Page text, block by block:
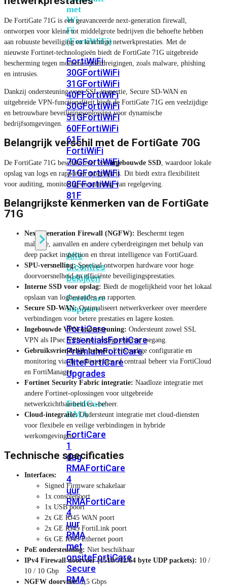
met
Wi-
Fi
(FortiWiFi)
FortiWiFi
30GFortiWiFi
31GFortiWiFi
40FFortiWiFi
50GFortiWiFi
51GFortiWiFi
60FFortiWiFi
61F
FortiWiFi
70GFortiWiFi
71GFortiWiFi
80FFortiWiFi
81F
Alle
Licenties
bekijken
FortiCare
Support
FortiCare
EssentialsFortiCare
PremiumFortiCare
EliteFortiCare
Upgrades
FortiCare
RMA
FortiCare
1
dag
RMAFortiCare
4
uur
RMAFortiCare
4
uur
RMA
met
onsiteFortiCare
Secure
RMA
De FortiGate 71G is een geavanceerde next-generation firewall,
ontworpen voor kleine tot middelgrote bedrijven die behoefte hebben
aan robuuste beveiliging en krachtige netwerkprestaties. Met de
nieuwste Fortinet-technologieën biedt de FortiGate 71G uitgebreide
bescherming tegen moderne cyberdreigingen, zoals malware, phishing
en intrusies.
Dankzij ondersteuning voor SSL-inspectie, Secure SD-WAN en
uitgebreide VPN-functionaliteit biedt de FortiGate 71G een veelzijdige
en betrouwbare beveiligingsoplossing voor dynamische
bedrijfsomgevingen.
Belangrijk verschil met de FortiGate 70G
De FortiGate 71G beschikt over eeningebouwde SSD , waardoor lokale
opslag van logs en rapporten mogelijk is. Dit biedt extra flexibiliteit
voor auditing, monitoring en naleving van regelgeving.
Belangrijkste kenmerken van de FortiGate
71G
Next-Generation Firewall (NGFW): Beschermt tegen
malware, aanvallen en andere cyberdreigingen met behulp van
deep packet inspection en threat intelligence van FortiGuard.
SPU-versnelling:Speciaal ontworpen hardware voor hoge
doorvoersnelheid en efficiënte beveiligingsprestaties.
Interne SSD voor opslag: Biedt de mogelijkheid voor het lokaal
opslaan van logbestanden en rapporten.
Secure SD-WAN:Optimaliseert netwerkverkeer over meerdere
verbindingen voor betere prestaties en lagere kosten.
Ingebouwde VPN-ondersteuning: Ondersteunt zowel SSL
VPN als IPsec VPN voor veilige externe toegang.
Gebruiksvriendelijk beheer:Eenvoudige configuratie en
monitoring via de webinterface of centraal beheer via FortiCloud
en FortiManager.
Fortinet Security Fabric integratie: Naadloze integratie met
andere Fortinet-oplossingen voor uitgebreide
netwerkzichtbaarheid en -beheer.
Cloud-integratie:Ondersteunt integratie met cloud-diensten
voor flexibele en veilige verbindingen in hybride
werkomgevingen.
Technische specificaties
Interfaces:
Signed Firmware schakelaar
1x consolepoort
1x USB poort
2x GE RJ45 WAN poort
2x GE RJ45 FortiLink poort
6x GE RJ45 Ethernet poort
PoE ondersteuning: Niet beschikbaar
IPv4 Firewall doorvoer (1518/512/64 byte UDP packets): 10 /
10 / 10 Gbp
NGFW doorvoer:1,5 Gbps